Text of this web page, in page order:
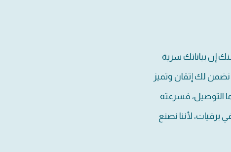
إن بياناتك سرية
لك إتقان وتميز
التوصيل، فسرعته
لأننا نصنع